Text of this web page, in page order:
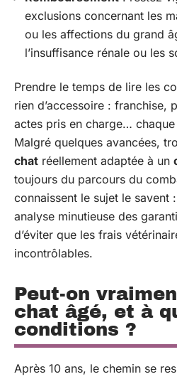
exclusions concernant les
ou les affections du grand
l’insuffisance rénale ou les
Prendre le temps de lire les
rien d’accessoire : franchise,
actes pris en charge…
Malgré quelques avancées,
chat réellement adaptée à un
toujours du parcours du
connaissent le sujet le savent
analyse minutieuse des
d’éviter que les frais
incontrôlables.
Peut-on
chat âgé, et à
conditions ?
Après 10 ans, le chemin se